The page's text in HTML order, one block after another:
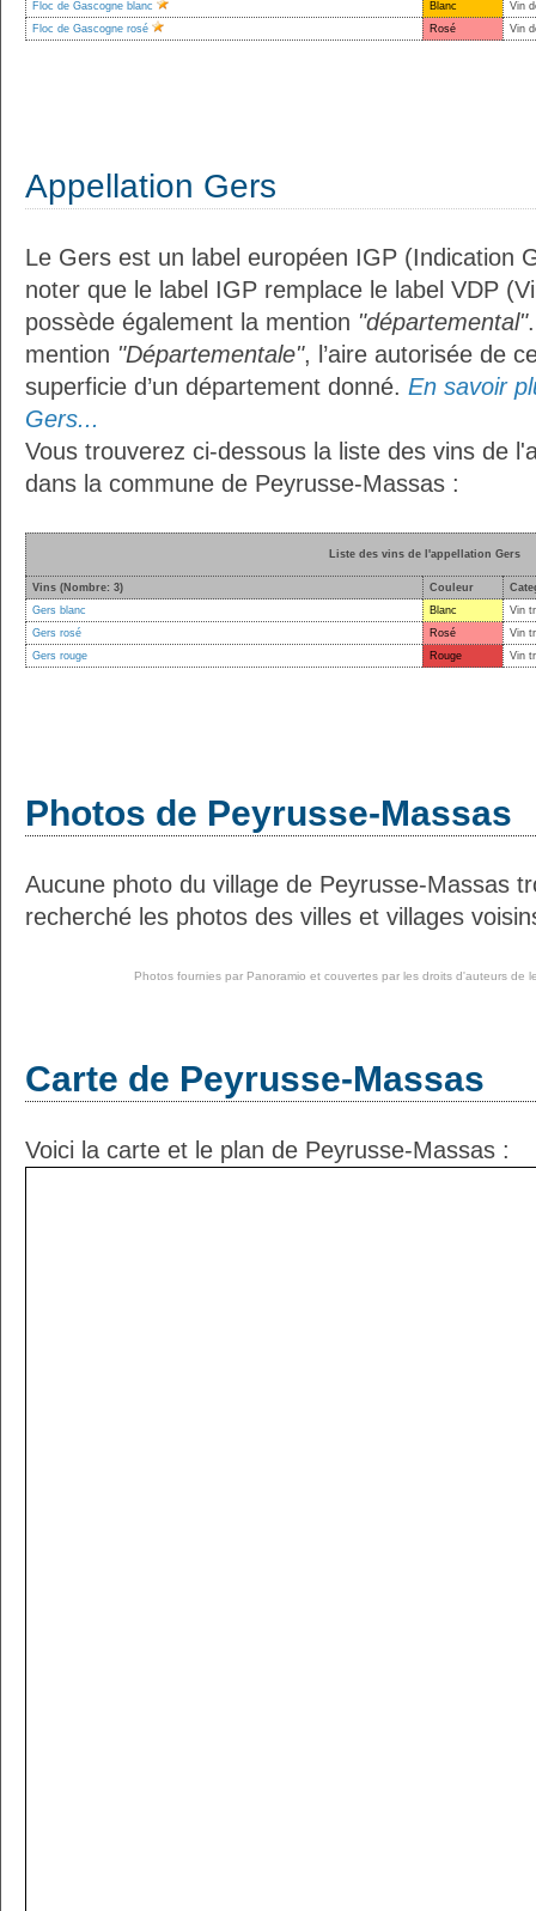
Floc de Gascogne blanc Blanc
Vin
Floc de Gascogne rosé
Rosé Vin
Appellation Gers
Le Gers est un label européen IGP (Indication
noter que le label IGP remplace le label VDP
possède également la mention "départemental"
mention "Départementale", l’aire autorisée de
superficie d’un département donné. En savoir
Gers...
Vous trouverez ci-dessous la liste des vins de
dans la commune de Peyrusse-Massas :
Liste des vins de l'appellation Gers
Vins (Nombre: 3) Couleur
Gers blanc
Blanc
Vin
Gers rosé
Rosé
Vin
Gers rouge
Rouge Vin
Photos de Peyrusse-Massas
Aucune photo du village de Peyrusse-Massas
recherché les photos des villes et villages
Photos fournies par Panoramio et couvertes par les droits d'auteurs de
Carte de Peyrusse-Massas
Voici la carte et le plan de Peyrusse-Massas :